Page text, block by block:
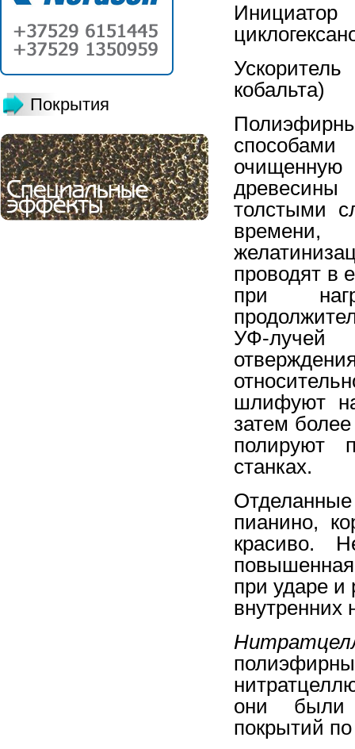
Покрытия
толстыми
времени,
проводят в
при
УФ-лучей
шлифуют
затем
полируют
станках.
пианино,
красиво.
при ударе и
внутренних
они были
покрытий